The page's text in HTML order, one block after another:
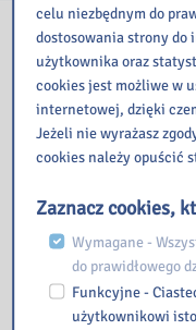
Nasza
celu niezbędnym do
dostosowania strony
użytkownika oraz
cookies jest możliwe w
internetowej, dzięki
Jeżeli nie wyrażasz
cookies należy opuścić
Zaznacz cookies,
Wymagane -
do prawidłowego
Funkcyjne -
użytkownikowi